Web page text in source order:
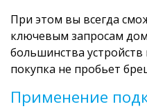
При этом вы всегда
ключевым запросам
большинства
покупка не пробьет
Применение